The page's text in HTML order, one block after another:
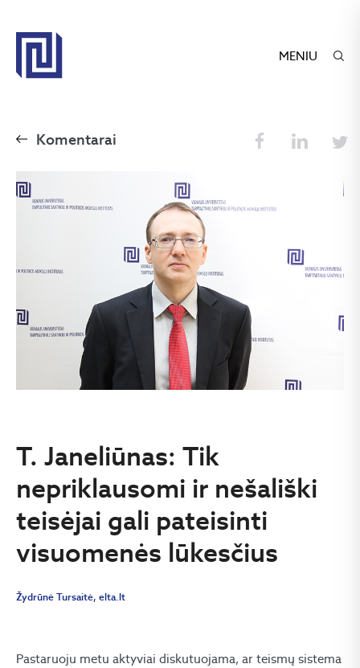
MENIU
Komentarai
T. Janeliūnas: Tik
nepriklausomi ir nešališki
teisėjai gali pateisinti
visuomenės lūkesčius
Žydrūnė Tursaitė, elta.lt
Pastaruoju metu aktyviai diskutuojama, ar teismų sistema